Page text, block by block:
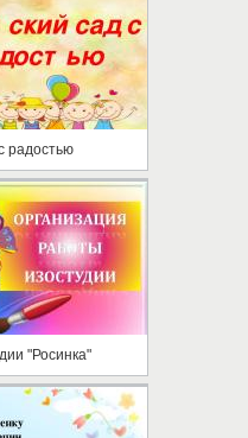
радостью
"Росинка"